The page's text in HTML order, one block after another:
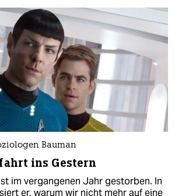
Bauman
ins Gestern
im vergangenen Jahr gestorben. In
er, warum wir nicht mehr auf eine